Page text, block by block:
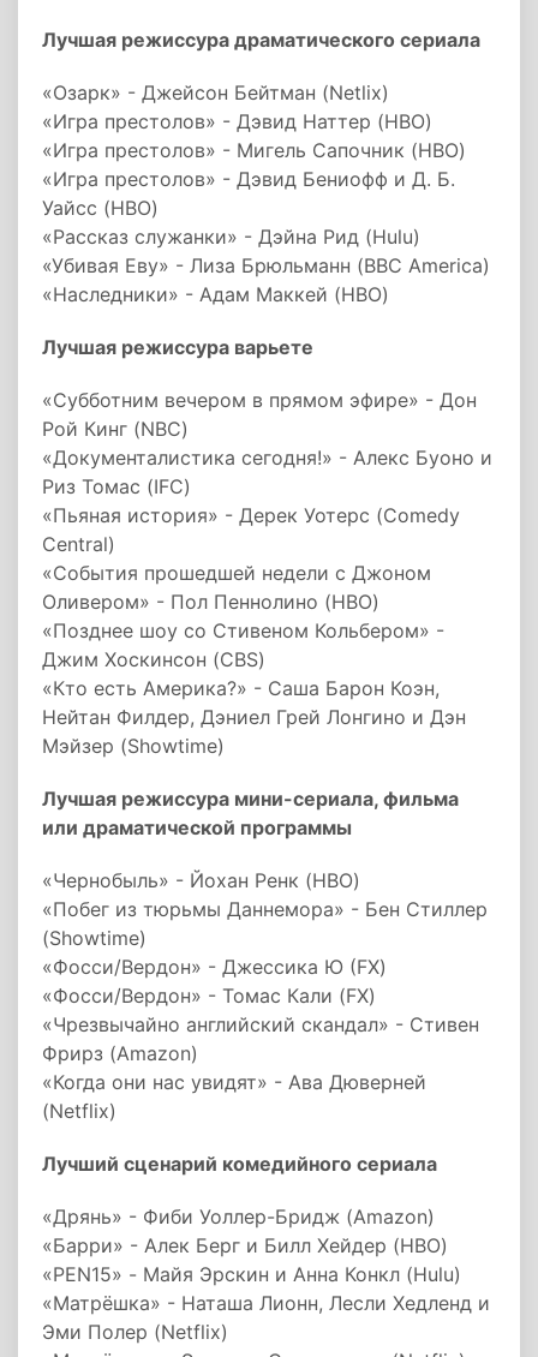
Лучшая режиссура драматического сериала
«Озарк» - Джейсон Бейтман (Netlix)
«Игра престолов» - Дэвид Наттер (HBO)
«Игра престолов» - Мигель Сапочник (HBO)
«Игра престолов» - Дэвид Бениофф и Д. Б.
Уайсс (HBO)
«Рассказ служанки» - Дэйна Рид (Hulu)
«Убивая Еву» - Лиза Брюльманн (BBC America)
«Наследники» - Адам Маккей (HBO)
Лучшая режиссура варьете
«Субботним вечером в прямом эфире» - Дон
Рой Кинг (NBC)
«Документалистика сегодня!» - Алекс Буоно и
Риз Томас (IFC)
«Пьяная история» - Дерек Уотерс (Comedy
Central)
«События прошедшей недели с Джоном
Оливером» - Пол Пеннолино (HBO)
«Позднее шоу со Стивеном Кольбером» -
Джим Хоскинсон (CBS)
«Кто есть Америка?» - Саша Барон Коэн,
Нейтан Филдер, Дэниел Грей Лонгино и Дэн
Мэйзер (Showtime)
Лучшая режиссура мини-сериала, фильма
или драматической программы
«Чернобыль» - Йохан Ренк (HBO)
«Побег из тюрьмы Даннемора» - Бен Стиллер
(Showtime)
«Фосси/Вердон» - Джессика Ю (FX)
«Фосси/Вердон» - Томас Кали (FX)
«Чрезвычайно английский скандал» - Стивен
Фрирз (Amazon)
«Когда они нас увидят» - Ава Дюверней
(Netflix)
Лучший сценарий комедийного сериала
«Дрянь» - Фиби Уоллер-Бридж (Amazon)
«Барри» - Алек Берг и Билл Хейдер (HBO)
«PEN15» - Майя Эрскин и Анна Конкл (Hulu)
«Матрёшка» - Наташа Лионн, Лесли Хедленд и
Эми Полер (Netflix)